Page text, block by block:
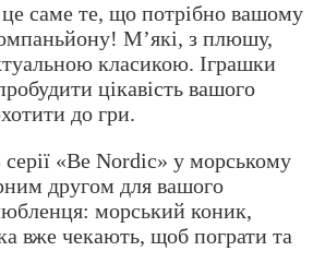
саме те, що потрібно вашому
М’які, з плюшу,
класикою. Іграшки
цікавість вашого
до гри.
серії «Be Nordic» у морському
другом для вашого
морський коник,
вже чекають, щоб пограти та